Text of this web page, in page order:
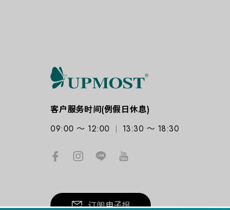
客户服务时间(例假日休息)
09:00 ～ 12:00
13:30 ～ 18:30
订阅电子报